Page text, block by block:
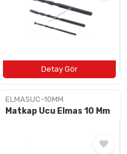
ELMASUC-10MM
Matkap Ucu Elmas 10 Mm